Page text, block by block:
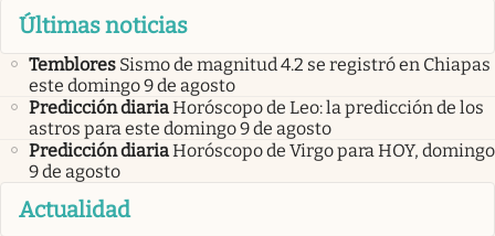
Últimas noticias
Temblores Sismo de magnitud 4.2 se registró en Chiapas
este domingo 9 de agosto
Predicción diariaHoróscopo de Leo: la predicción de los
astros para este domingo 9 de agosto
Predicción diariaHoróscopo de Virgo para HOY, domingo
9 de agosto
Actualidad